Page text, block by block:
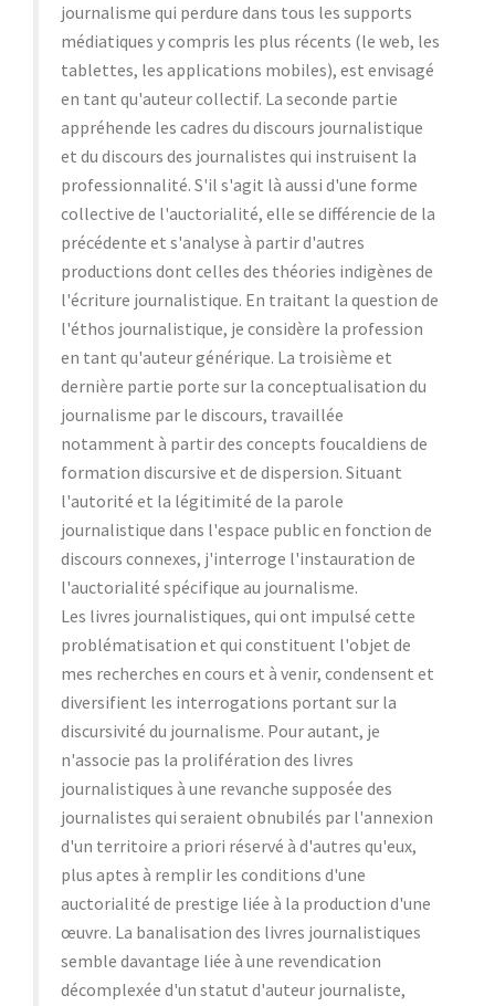
journalisme qui perdure dans tous les supports
médiatiques y compris les plus récents (le web, les
tablettes, les applications mobiles), est envisagé
en tant qu'auteur collectif. La seconde partie
appréhende les cadres du discours journalistique
et du discours des journalistes qui instruisent la
professionnalité. S'il s'agit là aussi d'une forme
collective de l'auctorialité, elle se différencie de la
précédente et s'analyse à partir d'autres
productions dont celles des théories indigènes de
l'écriture journalistique. En traitant la question de
l'éthos journalistique, je considère la profession
en tant qu'auteur générique. La troisième et
dernière partie porte sur la conceptualisation du
journalisme par le discours, travaillée
notamment à partir des concepts foucaldiens de
formation discursive et de dispersion. Situant
l'autorité et la légitimité de la parole
journalistique dans l'espace public en fonction de
discours connexes, j'interroge l'instauration de
l'auctorialité spécifique au journalisme.
Les livres journalistiques, qui ont impulsé cette
problématisation et qui constituent l'objet de
mes recherches en cours et à venir, condensent et
diversifient les interrogations portant sur la
discursivité du journalisme. Pour autant, je
n'associe pas la prolifération des livres
journalistiques à une revanche supposée des
journalistes qui seraient obnubilés par l'annexion
d'un territoire a priori réservé à d'autres qu'eux,
plus aptes à remplir les conditions d'une
auctorialité de prestige liée à la production d'une
œuvre. La banalisation des livres journalistiques
semble davantage liée à une revendication
décomplexée d'un statut d'auteur journaliste,